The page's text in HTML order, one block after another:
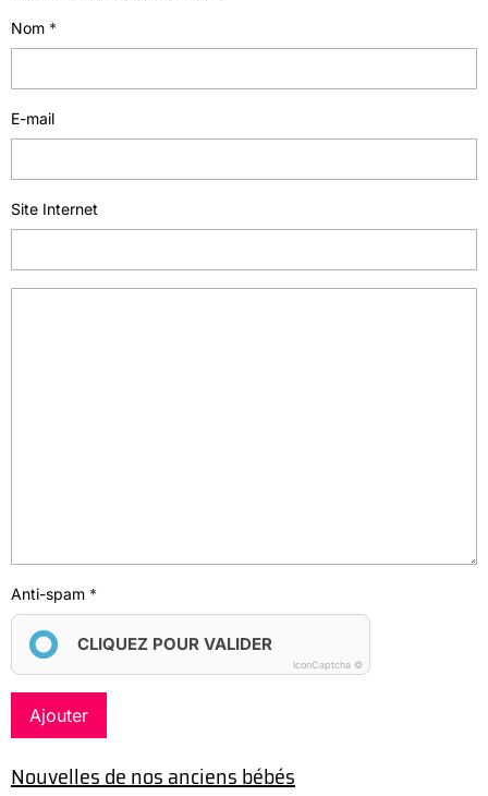
Nom
E-mail
Site Internet
Anti-spam
CLIQUEZ POUR VALIDER
IconCaptcha ©
Ajouter
Nouvelles de nos anciens bébés